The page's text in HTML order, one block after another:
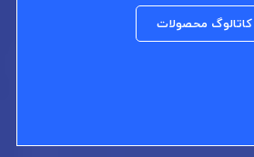
کاتالوگ محصولات